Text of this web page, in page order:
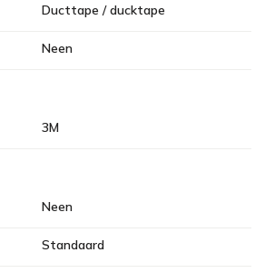
Ducttape / ducktape
Neen
3M
Neen
Standaard